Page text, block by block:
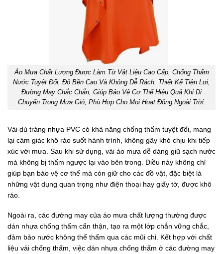
Áo Mưa Chất Lượng Được Làm Từ Vật Liệu Cao Cấp, Chống Thấm
Nước Tuyệt Đối, Độ Bền Cao Và Không Dễ Rách. Thiết Kế Tiện Lợi,
Đường May Chắc Chắn, Giúp Bảo Vệ Cơ Thể Hiệu Quả Khi Di
Chuyển Trong Mưa Gió, Phù Hợp Cho Mọi Hoạt Động Ngoài Trời.
Vải dù tráng nhựa PVC có khả năng chống thấm tuyệt đối, mang
lại cảm giác khô ráo suốt hành trình, không gây khó chịu khi tiếp
xúc với mưa. Sau khi sử dụng, vải áo mưa dễ dàng giũ sạch nước
mà không bị thấm ngược lại vào bên trong. Điều này không chỉ
giúp bạn bảo vệ cơ thể mà còn giữ cho các đồ vật, đặc biệt là
những vật dụng quan trọng như điện thoại hay giấy tờ, được khô
ráo.
Ngoài ra, các đường may của áo mưa chất lượng thường được
dán nhựa chống thấm cẩn thận, tạo ra một lớp chắn vững chắc,
đảm bảo nước không thể thấm qua các mũi chỉ. Kết hợp với chất
liệu vải chống thấm, việc dán nhựa chống thấm ở các đường may